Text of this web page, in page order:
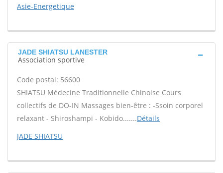
Asie-Energetique
JADE SHIATSU LANESTER
Association sportive
Code postal: 56600
SHIATSU Médecine Traditionnelle Chinoise Cours
collectifs de DO-IN Massages bien-être : -Ssoin corporel
relaxant - Shiroshampi - Kobido.......Détails
JADE SHIATSU